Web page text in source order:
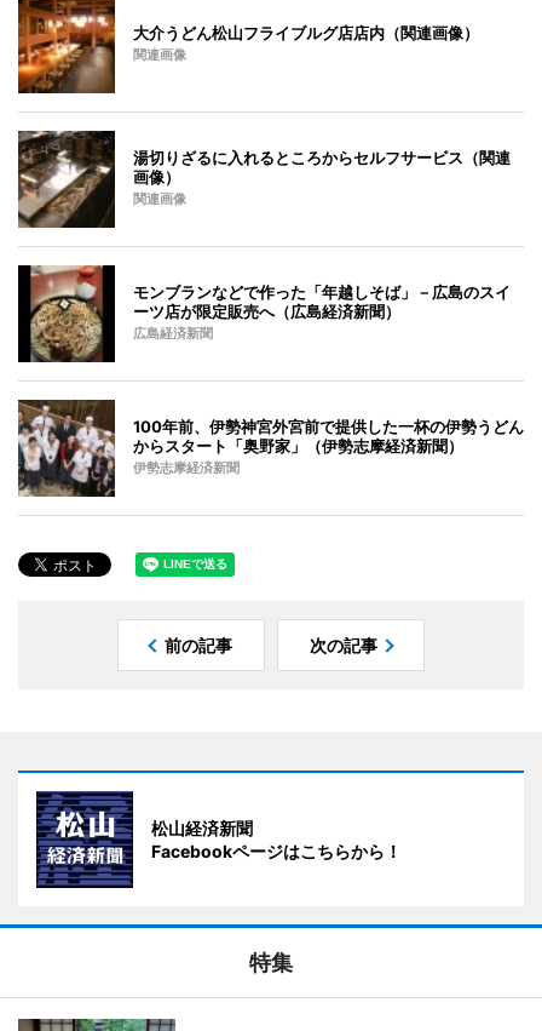
大介うどん松山フライブルグ店店内（関連画像）
関連画像
湯切りざるに入れるところからセルフサービス（関連
画像）
関連画像
モンブランなどで作った「年越しそば」－広島のスイ
ーツ店が限定販売へ（広島経済新聞）
広島経済新聞
100年前、伊勢神宮外宮前で提供した一杯の伊勢うどん
からスタート「奥野家」（伊勢志摩経済新聞）
伊勢志摩経済新聞
前の記事 次の記事
松山経済新聞
Facebookページはこちらから！
特集